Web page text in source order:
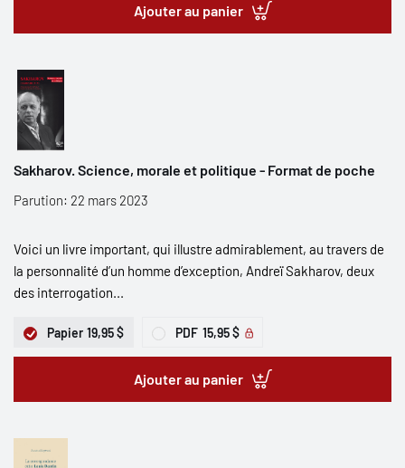
Ajouter au panier
Sakharov. Science, morale et politique - Format de poche
Parution: 22 mars 2023
Voici un livre important, qui illustre admirablement, au travers de
la personnalité d’un homme d’exception, Andreï Sakharov, deux
des interrogation...
Papier 19,95 $ PDF 15,95 $
Ajouter au panier